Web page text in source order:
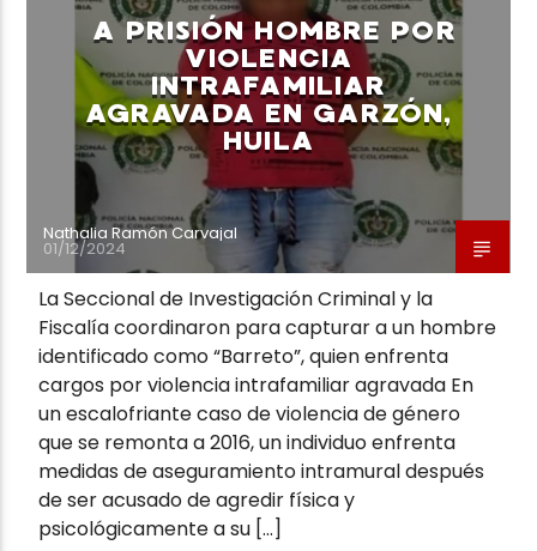
Neiva Estereo
A PRISIÓN HOMBRE POR
VIOLENCIA
INTRAFAMILIAR
AGRAVADA EN GARZÓN,
HUILA
Nathalia Ramón Carvajal
01/12/2024
La Seccional de Investigación Criminal y la
Fiscalía coordinaron para capturar a un hombre
identificado como “Barreto”, quien enfrenta
cargos por violencia intrafamiliar agravada En
un escalofriante caso de violencia de género
que se remonta a 2016, un individuo enfrenta
medidas de aseguramiento intramural después
de ser acusado de agredir física y
psicológicamente a su […]